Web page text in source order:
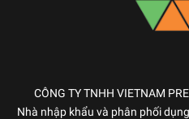
CÔNG TY TNHH VIETNAM
Nhà nhập khẩu và phân phối